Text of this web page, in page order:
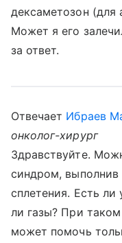
дексаметозон (для
Может я его
за ответ.
Отвечает Ибраев
онколог-хирург
Здравствуйте.
синдром, выполнив
сплетения. Есть ли
ли газы? При
может помочь